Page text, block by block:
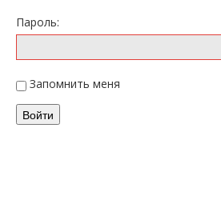
Пароль:
Запомнить меня
Войти